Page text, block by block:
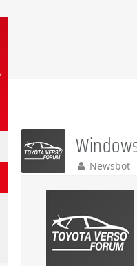
Newsbot